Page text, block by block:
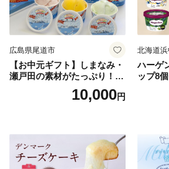
広島県尾道市
【お中元ギフト】しまなみ・
瀬戸田の素材がたっぷり！ジ
10,000円
北海道
ハーゲ
ップ8
ーム